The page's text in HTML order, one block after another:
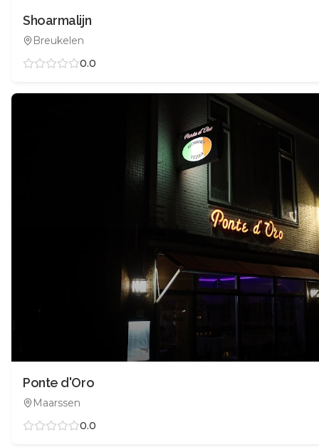
Shoarmalijn
Breukelen
0.0
Ponte d'Oro
Maarssen
0.0